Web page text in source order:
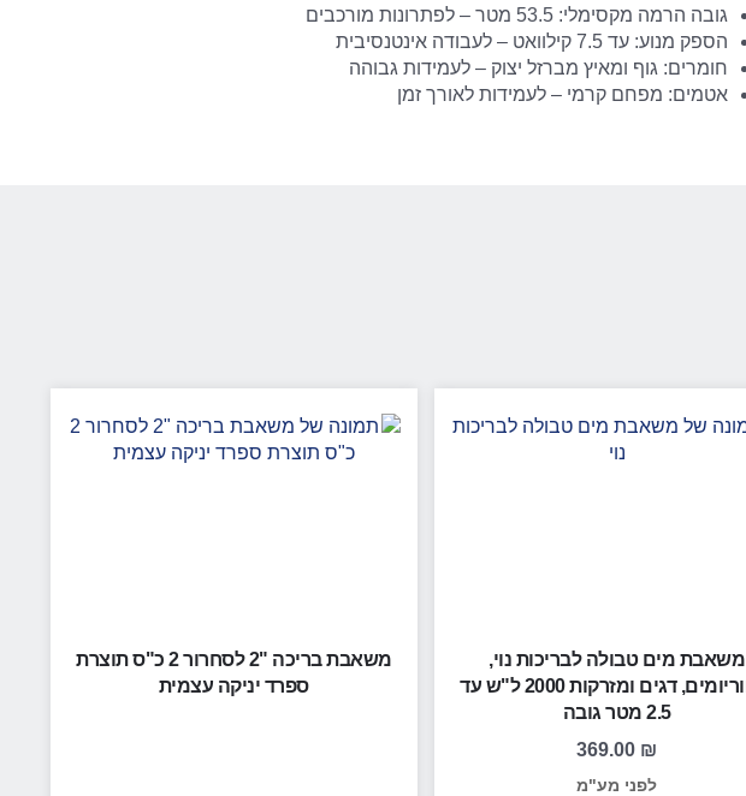
גובה הרמה מקסימלי: 53.5 מטר – לפתרונות מורכבים
הספק מנוע: עד 7.5 קילוואט – לעבודה אינטנסיבית
חומרים: גוף ומאיץ מברזל יצוק – לעמידות גבוהה
אטמים: מפחם קרמי – לעמידות לאורך זמן
משאבת מים טבולה לבריכות נוי,
אקווריומים, דגים ומזרקות 2000 ל"ש עד
2.5 מטר גובה
369.00 ₪
לפני מע"מ
משאבת בריכה "2 לסחרור 2 כ"ס תוצרת
ספרד יניקה עצמית